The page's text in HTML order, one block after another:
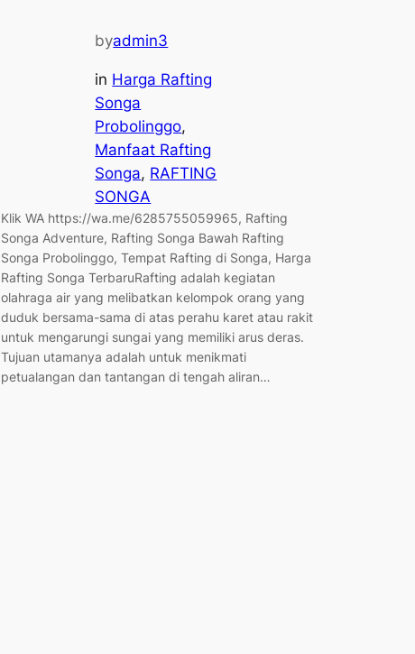
byadmin3
in Harga Rafting
Songa
Probolinggo
Manfaat Rafting
Songa, RAFTING
SONGA
Klik WA https://wa.me/6285755059965, Rafting
Songa Adventure, Rafting Songa Bawah Rafting
Songa Probolinggo, Tempat Rafting di Songa, Harga
Rafting Songa TerbaruRafting adalah kegiatan
olahraga air yang melibatkan kelompok orang yang
duduk bersama-sama di atas perahu karet atau rakit
untuk mengarungi sungai yang memiliki arus deras.
Tujuan utamanya adalah untuk menikmati
petualangan dan tantangan di tengah aliran…